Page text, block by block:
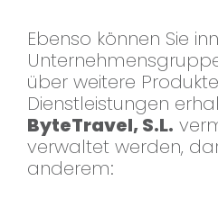
Ebenso können Sie
über weitere
Dienstleistungen
ByteTravel, S.L.
verwaltet werden,
anderem: